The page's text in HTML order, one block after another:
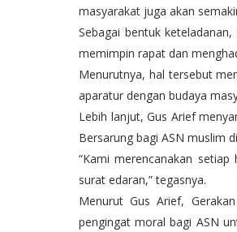
masyarakat juga akan
Sebagai bentuk
memimpin rapat dan
Menurutnya, hal tersebut
aparatur dengan budaya
Lebih lanjut, Gus Arief
Bersarung bagi ASN muslim
“Kami merencanakan
surat edaran,” tegasnya.
Menurut Gus Arief,
pengingat moral bagi ASN